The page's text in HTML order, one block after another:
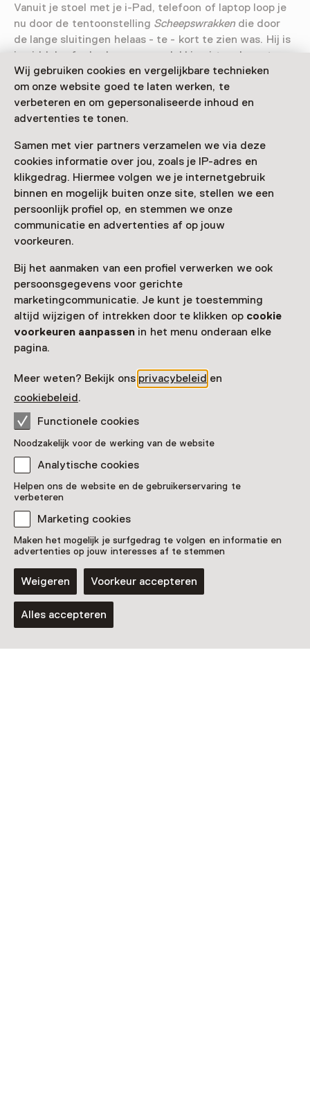
Wij gebruiken cookies en vergelijkbare technieken
om onze website goed te laten werken, te
verbeteren en om gepersonaliseerde inhoud en
advertenties te tonen.
Samen met vier partners verzamelen we via deze
cookies informatie over jou, zoals je IP-adres en
klikgedrag. Hiermee volgen we je internetgebruik
binnen en mogelijk buiten onze site, stellen we een
persoonlijk profiel op, en stemmen we onze
communicatie en advertenties af op jouw
voorkeuren.
Bij het aanmaken van een profiel verwerken we ook
persoonsgegevens voor gerichte
marketingcommunicatie. Je kunt je toestemming
altijd wijzigen of intrekken door te klikken op cookie
voorkeuren aanpassen in het menu onderaan elke
pagina.
Meer weten? Bekijk ons privacybeleid en
cookiebeleid.
Functionele cookies
Noodzakelijk voor de werking van de website
Analytische cookies
Helpen ons de website en de gebruikerservaring te
verbeteren
Marketing cookies
Maken het mogelijk je surfgedrag te volgen en informatie en
advertenties op jouw interesses af te stemmen
Weigeren Voorkeur accepteren
Alles accepteren
Vanuit je stoel met je i-Pad, telefoon of laptop loop je
nu door de tentoonstelling Scheepswrakkendie door
de lange sluitingen helaas - te - kort te zien was. Hij is
inmiddels afgebroken, maar gelukkig virtueel nog te
zien.
Museum
Wil je meer zien? Loop daarna verder naar de vaste
modellen van baggervaartuigen en neem een kijkje in
hetkantoor-aan-huis' van Leendert Volker.
Bezoekersinformatie
gratis
Bezoek de online rondleiding
Datum
Toon beschikbaarheid
Locatie
Organisator
Nationaal Baggermuseum
Molendijk 204-208
3361 ER Sliedrecht
0184 - 41 41 66
Vandaag open van 13:30 tot 17:00 uur
Meer openingstijden